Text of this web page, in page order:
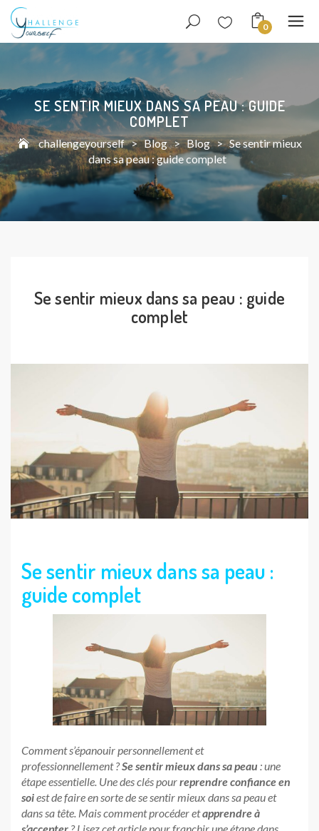
0
SE SENTIR MIEUX DANS SA PEAU : GUIDE
COMPLET
challengeyourself > Blog > Blog > Se sentir mieux
dans sa peau : guide complet
Se sentir mieux dans sa peau : guide
complet
Se sentir mieux dans sa peau :
guide complet
Comment s’épanouir personnellement et
professionnellement ?Se sentir mieux dans sa peau : une
étape essentielle. Une des clés pourreprendre confiance en
soiest de faire en sorte de se sentir mieux dans sa peau et
dans sa tête. Mais comment procéder etapprendre à